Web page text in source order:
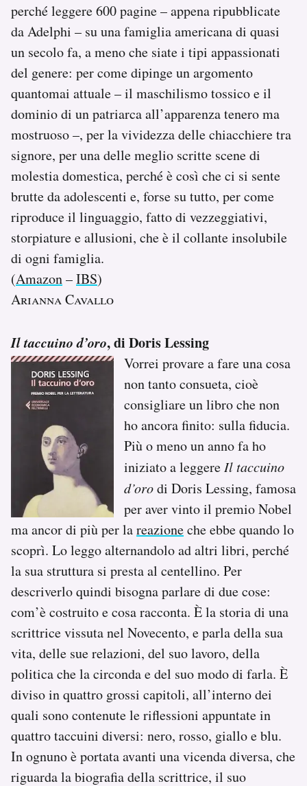
perché leggere 600 pagine – appena ripubblicate
da Adelphi – su una famiglia americana di quasi
un secolo fa, a meno che siate i tipi appassionati
del genere: per come dipinge un argomento
quantomai attuale – il maschilismo tossico e il
dominio di un patriarca all’apparenza tenero ma
mostruoso –, per la vividezza delle chiacchiere tra
signore, per una delle meglio scritte scene di
molestia domestica, perché è così che ci si sente
brutte da adolescenti e, forse su tutto, per come
riproduce il linguaggio, fatto di vezzeggiativi,
storpiature e allusioni, che è il collante insolubile
di ogni famiglia.
(Amazon–IBS)
Arianna Cavallo
Il taccuino d’oro, di Doris Lessing
Vorrei provare a fare una cosa
non tanto consueta, cioè
consigliare un libro che non
ho ancora finito: sulla fiducia.
Più o meno un anno fa ho
iniziato a leggere Il taccuino
d’orodi Doris Lessing, famosa
per aver vinto il premio Nobel
ma ancor di più per lareazioneche ebbe quando lo
scoprì. Lo leggo alternandolo ad altri libri, perché
la sua struttura si presta al centellino. Per
descriverlo quindi bisogna parlare di due cose:
com’è costruito e cosa racconta. È la storia di una
scrittrice vissuta nel Novecento, e parla della sua
vita, delle sue relazioni, del suo lavoro, della
politica che la circonda e del suo modo di farla. È
diviso in quattro grossi capitoli, all’interno dei
quali sono contenute le riflessioni appuntate in
quattro taccuini diversi: nero, rosso, giallo e blu.
In ognuno è portata avanti una vicenda diversa, che
riguarda la biografia della scrittrice, il suo